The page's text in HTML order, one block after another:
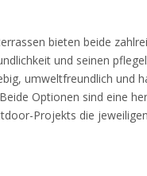
bieten beide
und seinen
umweltfreundlich und
Optionen sind eine
Projekts die